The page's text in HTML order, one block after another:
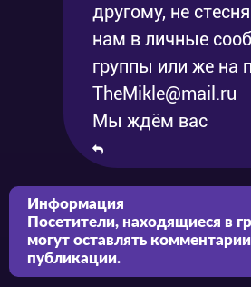
другому, не
нам в личные
группы или же на
TheMikle@mail.ru
Мы ждём вас
Информация
Посетители, находящиеся в
могут оставлять
публикации.